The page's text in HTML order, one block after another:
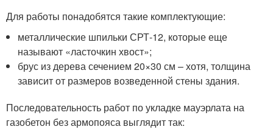
Для работы понадобятся такие комплектующие:
металлические шпильки СРТ-12, которые еще
называют «ласточкин хвост»;
брус из дерева сечением 20×30 см – хотя, толщина
зависит от размеров возведенной стены здания.
Последовательность работ по укладке мауэрлата на
газобетон без армопояса выглядит так: